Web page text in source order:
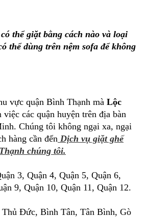
thể giặt bằng cách nào và loại
thể dùng trên nệm sofa để không
vực quận Bình Thạnh mà Lộc
việc các quận huyện trên địa bàn
Chúng tôi không ngại xa, ngại
hàng cần đến Dịch vụ giặt ghế
chúng tôi.
3, Quận 4, Quận 5, Quận 6,
9, Quận 10, Quận 11, Quận 12.
Thủ Đức, Bình Tân, Tân Bình, Gò